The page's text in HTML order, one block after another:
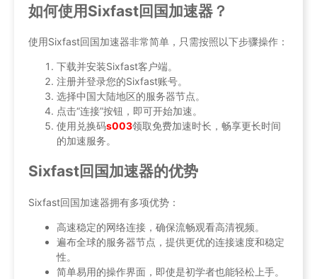
如何使用Sixfast回国加速器？
使用Sixfast回国加速器非常简单，只需按照以下步骤操作：
下载并安装Sixfast客户端。
注册并登录您的Sixfast账号。
选择中国大陆地区的服务器节点。
点击“连接”按钮，即可开始加速。
使用兑换码s003领取免费加速时长，畅享更长时间
的加速服务。
Sixfast回国加速器的优势
Sixfast回国加速器拥有多项优势：
高速稳定的网络连接，确保流畅观看高清视频。
遍布全球的服务器节点，提供更优的连接速度和稳定
性。
简单易用的操作界面，即使是初学者也能轻松上手。